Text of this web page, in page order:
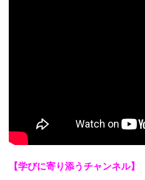
【学びに寄り添うチャンネル】